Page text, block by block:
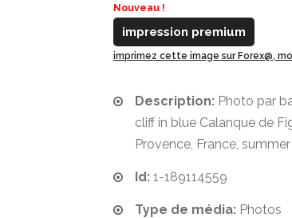
Nouveau !
impression premium
imprimez cette image sur Forex@,
Description: Photo par
cliff in blue Calanque de
Provence, France,
Id: 1-189114559
Type de média: Photos